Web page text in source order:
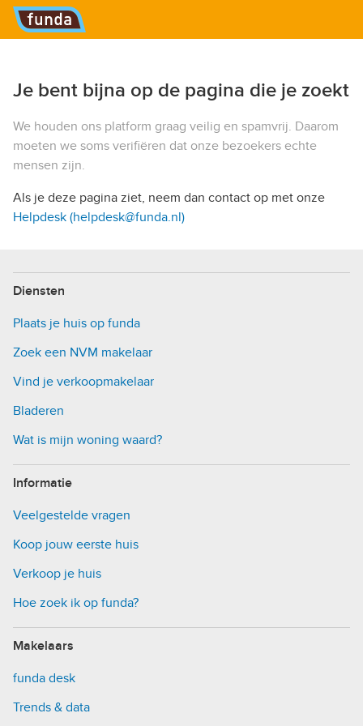
Hoofdmenu
Je bent bijna op de pagina die je zoekt
We houden ons platform graag veilig en spamvrij. Daarom
moeten we soms verifiëren dat onze bezoekers echte
mensen zijn.
Als je deze pagina ziet, neem dan contact op met onze
Helpdesk (helpdesk@funda.nl)
Diensten
Plaats je huis op funda
Zoek een NVM makelaar
Vind je verkoopmakelaar
Bladeren
Wat is mijn woning waard?
Informatie
Veelgestelde vragen
Koop jouw eerste huis
Verkoop je huis
Hoe zoek ik op funda?
Makelaars
funda desk
Trends & data